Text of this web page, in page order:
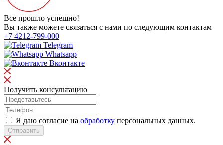
Все прошло успешно!
Вы также можете связаться с нами по следующим контактам
+7 4212-799-000
Telegram
Whatsapp
Вконтакте
Получить консультацию
Я даю согласие на обработку персональных данных.
Отправить